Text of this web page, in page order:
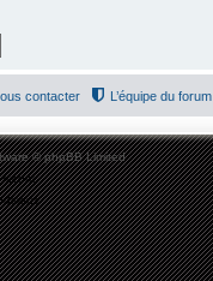
L’équipe du forum
contacter
© phpBB Limited